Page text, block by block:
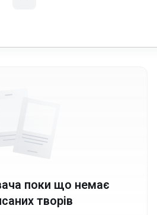
поки що немає
творів